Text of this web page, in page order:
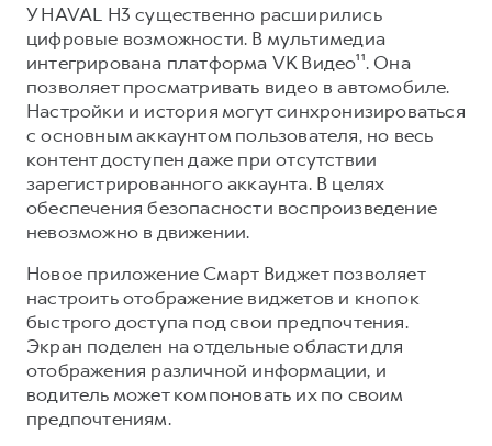
У HAVAL H3 существенно расширились
цифровые возможности. В мультимедиа
интегрирована платформа VK Видео¹¹. Она
позволяет просматривать видео в автомобиле.
Настройки и история могут синхронизироваться
с основным аккаунтом пользователя, но весь
контент доступен даже при отсутствии
зарегистрированного аккаунта. В целях
обеспечения безопасности воспроизведение
невозможно в движении.
Новое приложение Смарт Виджет позволяет
настроить отображение виджетов и кнопок
быстрого доступа под свои предпочтения.
Экран поделен на отдельные области для
отображения различной информации, и
водитель может компоновать их по своим
предпочтениям.